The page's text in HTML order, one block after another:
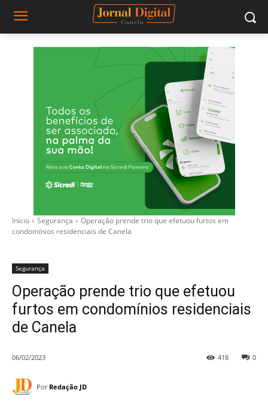
Início Segurança
Operação prende trio que efetuou furtos em
condomínios residenciais de Canela
Segurança
Operação prende trio que efetuou
furtos em condomínios residenciais
de Canela
06/02/2023 0
418
Por Redação JD